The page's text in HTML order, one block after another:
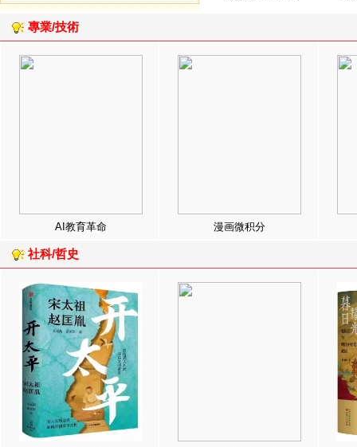
專業/技術
AI教育革命 漫画微积分
社科/哲史